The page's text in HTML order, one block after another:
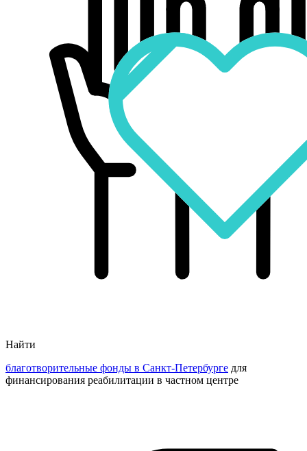
Найти
благотворительные фонды в Санкт-Петербурге для
финансирования реабилитации в частном центре